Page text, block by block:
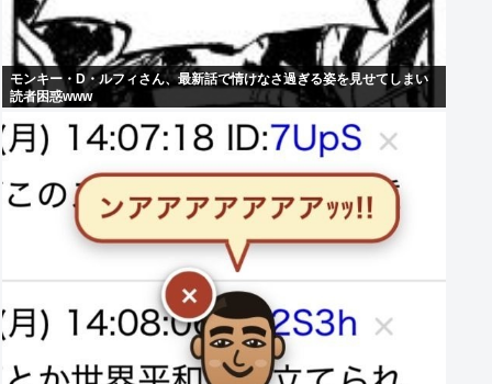
モンキー・D・ルフィさん、最新話で情けなさ過ぎる姿を見せてしまい
読者困惑www